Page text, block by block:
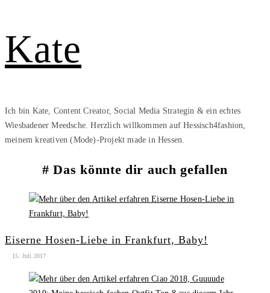
Kate
Ich bin Kate, Content Creator, Social Media Strategin & ein echtes
Wiesbadener Meedsche. Herzlich willkommen auf Hessisch4fashion,
meinem kreativen (Mode)-Projekt made in Hessen.
Das könnte dir auch gefallen
Eiserne Hosen-Liebe in Frankfurt, Baby!
15. Juli 2017